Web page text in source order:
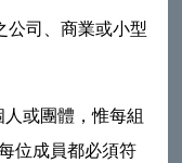
公司、商業或小型
或團體，惟每組
位成員都必須符